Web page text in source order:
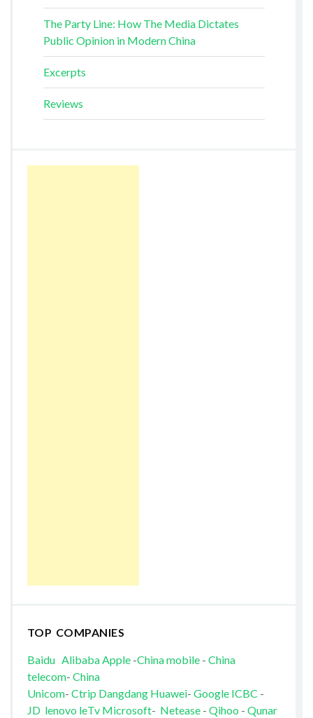
The Party Line: How The Media Dictates
Public Opinion in Modern China
Excerpts
Reviews
TOP COMPANIES
Baidu AlibabaApple-China mobile- China
telecom- China
Unicom- Ctrip Dangdang Huawei- Google ICBC -
JD lenovo leTv Microsoft- Netease- Qihoo - Qunar